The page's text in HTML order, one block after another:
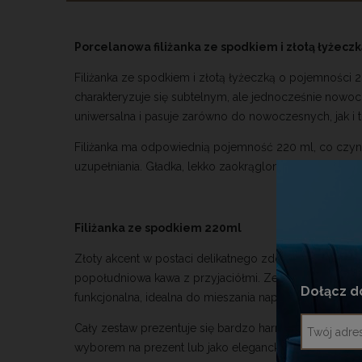
Porcelanowa filiżanka ze spodkiem i złotą
Filiżanka ze spodkiem i złotą łyżeczką o
charakteryzuje się subtelnym, ale jednocześnie
uniwersalna i pasuje zarówno do nowoczesnych, jak i
Filiżanka ma odpowiednią pojemność 220 ml, co
uzupełniania. Gładka, lekko zaokrąglona forma
Filiżanka ze spodkiem 220ml
Złoty akcent w postaci delikatnego zdobienia na
popołudniowa kawa z przyjaciółmi. Zestaw obejmuje
funkcjonalna, idealna do mieszania napojów.
Cały zestaw prezentuje się bardzo harmonijnie,
wyborem na prezent lub jako elegancki dodatek do
Dołącz